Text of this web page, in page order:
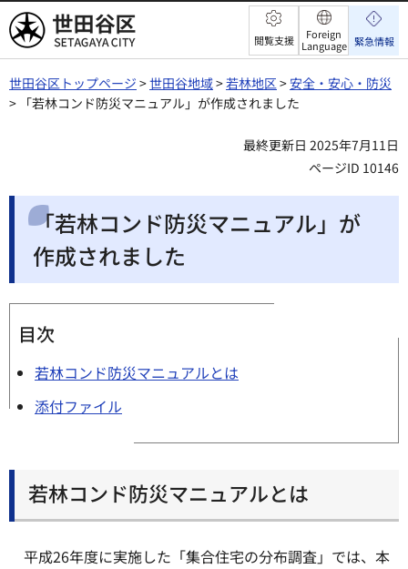
世田谷区 閲覧支援
Foreign
Language 緊急情報
世田谷区トップページ >世田谷地域>若林地区>安全・安心・防災
> 「若林コンド防災マニュアル」が作成されました
最終更新日 2025年7月11日
ページID 10146
「若林コンド防災マニュアル」が
作成されました
目次
若林コンド防災マニュアルとは
添付ファイル
若林コンド防災マニュアルとは
平成26年度に実施した「集合住宅の分布調査」では、本